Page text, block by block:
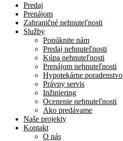
Predaj
Prenájom
Zahraničné nehnuteľnosti
Služby
Ponúknite nám
Predaj nehnuteľnosti
Kúpa nehnuteľnosti
Prenájom nehnuteľnosti
Hypotekárne poradenstvo
Právny servis
Inžiniering
Ocenenie nehnuteľnosti
Ako predávame
Naše projekty
Kontakt
O nás